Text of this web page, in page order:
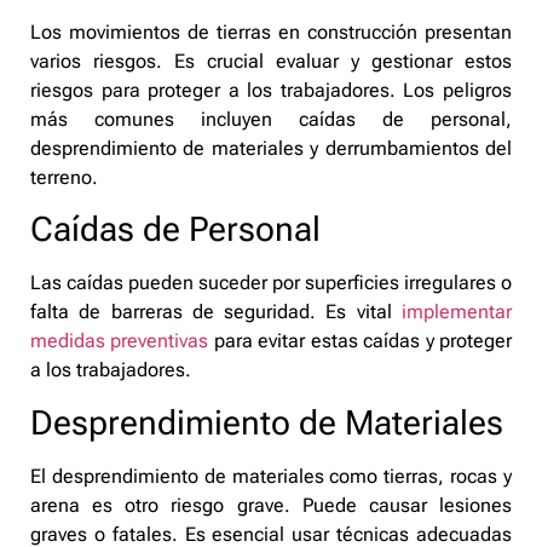
Los movimientos de tierras en construcción presentan
varios riesgos. Es crucial evaluar y gestionar estos
riesgos para proteger a los trabajadores. Los peligros
más comunes incluyen caídas de personal,
desprendimiento de materiales y derrumbamientos del
terreno.
Caídas de Personal
Las caídas pueden suceder por superficies irregulares o
falta de barreras de seguridad. Es vital implementar
medidas preventivas para evitar estas caídas y proteger
a los trabajadores.
Desprendimiento de Materiales
El desprendimiento de materiales como tierras, rocas y
arena es otro riesgo grave. Puede causar lesiones
graves o fatales. Es esencial usar técnicas adecuadas